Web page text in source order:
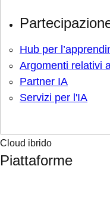
Hub per
Argomenti relativi
Partner IA
Servizi per l'IA
Cloud ibrido
Piattaforme